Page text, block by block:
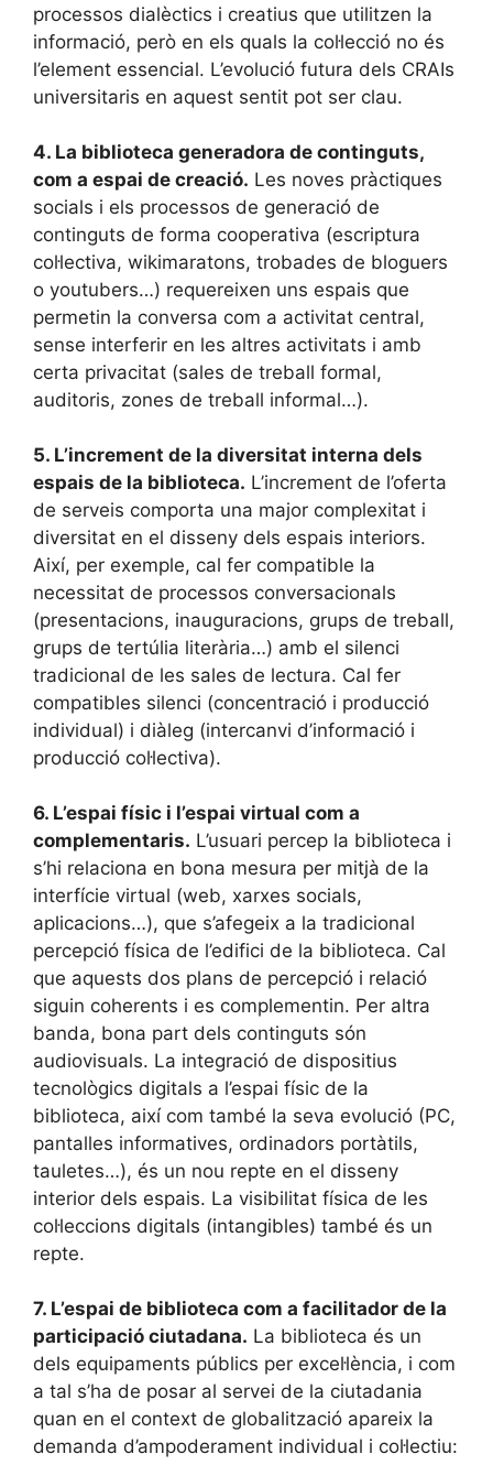
processos dialèctics i creatius que utilitzen la
informació, però en els quals la col·lecció no és
l’element essencial. L’evolució futura dels CRAIs
universitaris en aquest sentit pot ser clau.
4. La biblioteca generadora de continguts,
com a espai de creació. Les noves pràctiques
socials i els processos de generació de
continguts de forma cooperativa (escriptura
col·lectiva, wikimaratons, trobades de bloguers
o youtubers…) requereixen uns espais que
permetin la conversa com a activitat central,
sense interferir en les altres activitats i amb
certa privacitat (sales de treball formal,
auditoris, zones de treball informal…).
5. L’increment de la diversitat interna dels
espais de la biblioteca. L’increment de l’oferta
de serveis comporta una major complexitat i
diversitat en el disseny dels espais interiors.
Així, per exemple, cal fer compatible la
necessitat de processos conversacionals
(presentacions, inauguracions, grups de treball,
grups de tertúlia literària…) amb el silenci
tradicional de les sales de lectura. Cal fer
compatibles silenci (concentració i producció
individual) i diàleg (intercanvi d’informació i
producció col·lectiva).
6. L’espai físic i l’espai virtual com a
complementaris. L’usuari percep la biblioteca i
s’hi relaciona en bona mesura per mitjà de la
interfície virtual (web, xarxes socials,
aplicacions…), que s’afegeix a la tradicional
percepció física de l’edifici de la biblioteca. Cal
que aquests dos plans de percepció i relació
siguin coherents i es complementin. Per altra
banda, bona part dels continguts són
audiovisuals. La integració de dispositius
tecnològics digitals a l’espai físic de la
biblioteca, així com també la seva evolució (PC,
pantalles informatives, ordinadors portàtils,
tauletes…), és un nou repte en el disseny
interior dels espais. La visibilitat física de les
col·leccions digitals (intangibles) també és un
repte.
7. L’espai de biblioteca com a facilitador de la
participació ciutadana. La biblioteca és un
dels equipaments públics per excel·lència, i com
a tal s’ha de posar al servei de la ciutadania
quan en el context de globalització apareix la
demanda d’ampoderament individual i col·lectiu: